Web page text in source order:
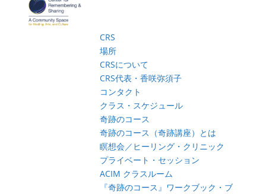
CRS
場所
CRSについて
CRS代表・香咲弥須子
コンタクト
クラス・スケジュール
奇跡のコース
奇跡のコース（奇跡講座）とは
瞑想会／ヒーリング・クリニック
プライベート・セッション
ACIM クラスルーム
『奇跡のコース』ワークブック・ブ